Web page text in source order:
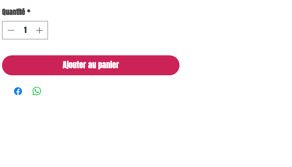
Quantité*
Ajouter au panier